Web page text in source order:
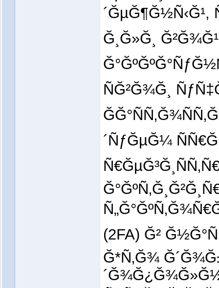
Ğ¸Ğ»Ğ¸
ÑĞ²Ğ¾Ğ¸
´ÑƒĞµĞ¼
(2FA) Ğ²
Ğ*Ñ‚Ğ¾